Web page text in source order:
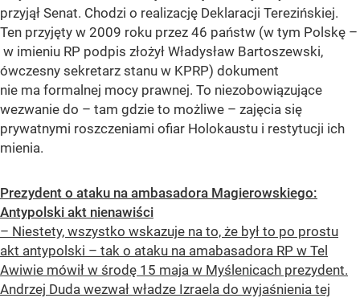
przyjął Senat. Chodzi o realizację Deklaracji Terezińskiej.
Ten przyjęty w 2009 roku przez 46 państw (w tym Polskę –
w imieniu RP podpis złożył Władysław Bartoszewski,
ówczesny sekretarz stanu w KPRP) dokument
nie ma formalnej mocy prawnej. To niezobowiązujące
wezwanie do – tam gdzie to możliwe – zajęcia się
prywatnymi roszczeniami ofiar Holokaustu i restytucji ich
mienia.
Prezydent o ataku na ambasadora Magierowskiego:
Antypolski akt nienawiści
– Niestety, wszystko wskazuje na to, że był to po prostu
akt antypolski – tak o ataku na amabasadora RP w Tel
Awiwie mówił w środę 15 maja w Myślenicach prezydent.
Andrzej Duda wezwał władze Izraela do wyjaśnienia tej